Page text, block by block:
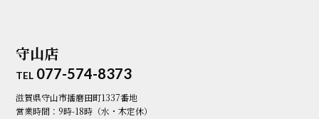
守山店
TEL 077-574-8373
滋賀県守山市播磨田町1337番地
営業時間：9時-18時（水・木定休）